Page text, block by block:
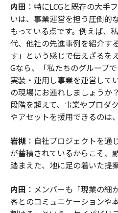
内田 ：特にLCGと既存の大手
いは、事業運営を担う圧倒的
もっている点です。例えば、
代、他社の先進事例を紹介す
す」という感じで伝えざるを
Gなら、「私たちのグループ
実装・運用し事業を運営して
の現場にお連れしましょうか
段階を超えて、事業やプロダ
やアセットを援用できるのは
岩槻：自社プロジェクトを通
が蓄積されているからこそ、
踏まえた、地に足の着いた提
内田 ：メンバーも「現業の細
客とのコミュニケーションや